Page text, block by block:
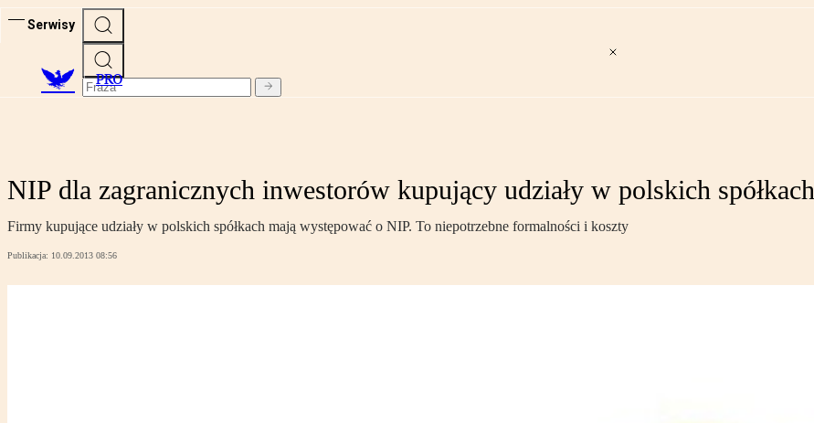
Serwisy
PRO
NIP dla zagranicznych inwestorów kupujący udziały w polskich spółkach
Firmy kupujące udziały w polskich spółkach mają występować o NIP. To niepotrzebne formalności i koszty
Publikacja: 10.09.2013 08:56